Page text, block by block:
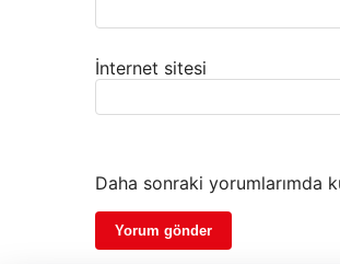
İnternet sitesi
Daha sonraki yorumlarımda